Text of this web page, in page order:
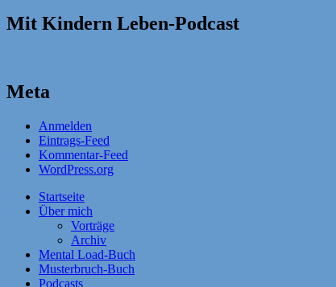
Mit Kindern Leben-Podcast
Meta
Anmelden
Eintrags-Feed
Kommentar-Feed
WordPress.org
Startseite
Über mich
Vorträge
Archiv
Mental Load-Buch
Musterbruch-Buch
Podcasts